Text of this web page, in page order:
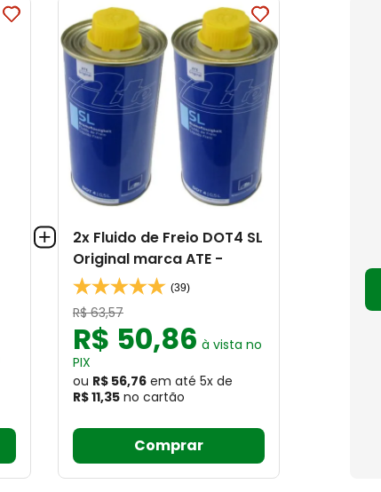
2x Fluido de Freio DOT4 SL
Original marca ATE -
(39)
R$ 63,57
R$ 50,86 à vista no
PIX
ou R$ 56,76 em até 5x de
R$ 11,35 no cartão
Comprar